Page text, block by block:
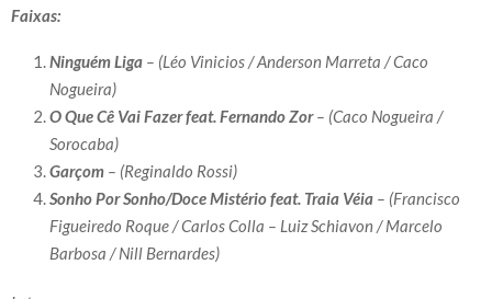
Faixas:
Ninguém Liga – (Léo Vinicios / Anderson Marreta / Caco
Nogueira)
O Que Cê Vai Fazer feat. Fernando Zor– (Caco Nogueira /
Sorocaba)
Garçom – (Reginaldo Rossi)
Sonho Por Sonho/Doce Mistério feat. Traia Véia – (Francisco
Figueiredo Roque / Carlos Colla – Luiz Schiavon / Marcelo
Barbosa / Nill Bernardes)